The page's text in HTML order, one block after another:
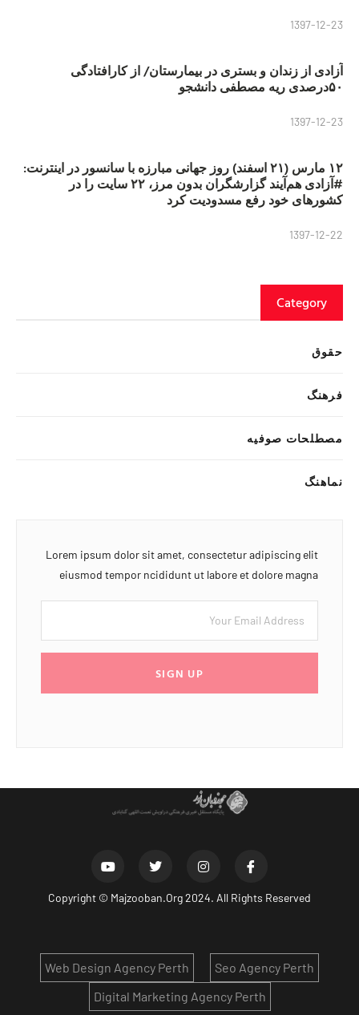
1397-12-23
آزادی از زندان و بستری در بیمارستان/ از کارافتادگی
۵۰درصدی ریه مصطفی دانشجو
1397-12-23
۱۲ مارس (۲۱ اسفند) روز جهانی مبارزه با سانسور در اینترنت:
#آزادی هم‌آیند گزارشگران‌ بدون مرز، ۲۲ سایت را در
کشورهای خود رفع مسدودیت کرد
1397-12-22
Category
حقوق
فرهنگ
مصطلحات صوفیه
نماهنگ
Lorem ipsum dolor sit amet, consectetur adipiscing elit
eiusmod tempor ncididunt ut labore et dolore magna
SIGN UP
Copyright © Majzooban.Org2024. All Rights Reserved
Seo Agency Perth
Web Design Agency Perth
Digital Marketing Agency Perth